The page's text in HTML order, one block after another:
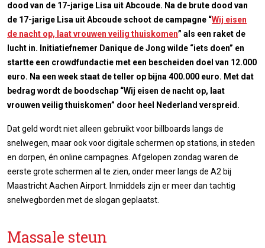
dood van de 17-jarige Lisa uit Abcoude. Na de brute dood van
de 17-jarige Lisa uit Abcoude schoot de campagne “Wij eisen
de nacht op, laat vrouwen veilig thuiskomen” als een raket de
lucht in. Initiatiefnemer Danique de Jong wilde “iets doen” en
startte een crowdfundactie met een bescheiden doel van 12.000
euro. Na een week staat de teller op bijna 400.000 euro. Met dat
bedrag wordt de boodschap “Wij eisen de nacht op, laat
vrouwen veilig thuiskomen” door heel Nederland verspreid.
Dat geld wordt niet alleen gebruikt voor billboards langs de
snelwegen, maar ook voor digitale schermen op stations, in steden
en dorpen, én online campagnes. Afgelopen zondag waren de
eerste grote schermen al te zien, onder meer langs de A2 bij
Maastricht Aachen Airport. Inmiddels zijn er meer dan tachtig
snelwegborden met de slogan geplaatst.
Massale steun